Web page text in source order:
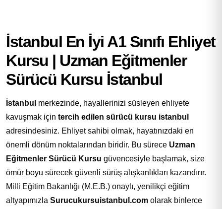
İstanbul En İyi A1 Sınıfı Ehliyet
Kursu | Uzman Eğitmenler
Sürücü Kursu İstanbul
İstanbul merkezinde, hayallerinizi süsleyen ehliyete
kavuşmak için tercih edilen sürücü kursu istanbul
adresindesiniz. Ehliyet sahibi olmak, hayatınızdaki en
önemli dönüm noktalarından biridir. Bu sürece Uzman
Eğitmenler Sürücü Kursu güvencesiyle başlamak, size
ömür boyu sürecek güvenli sürüş alışkanlıkları kazandırır.
Milli Eğitim Bakanlığı (M.E.B.) onaylı, yenilikçi eğitim
altyapımızla Surucukursuistanbul.com olarak binlerce